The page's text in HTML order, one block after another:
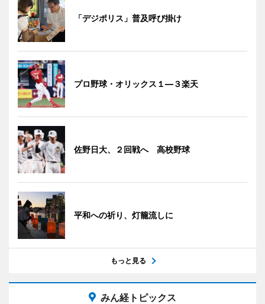
「デジポリス」普及呼び掛け
プロ野球・オリックス１―３楽天
佐野日大、２回戦へ 高校野球
平和への祈り、灯籠流しに
もっと見る
みん経トピックス